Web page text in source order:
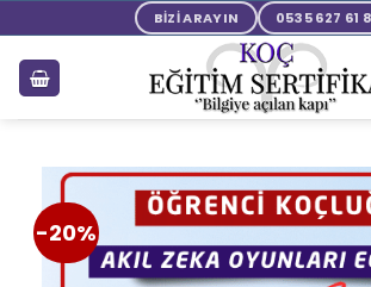
BİZİ ARAYIN 0535 627 61
-20%